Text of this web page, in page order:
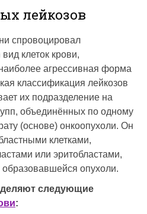
лейкозов
спровоцировал
клеток крови,
агрессивная форма
классификация лейкозов
их подразделение на
объединённых по одному
(основе) онкоопухоли. Он
клетками,
или эритобластами,
опухоли.
следующие
: